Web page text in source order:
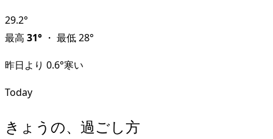
29.2°
最高 31° ・ 最低28°
昨日より 0.6°寒い
Today
きょうの、過ごし方